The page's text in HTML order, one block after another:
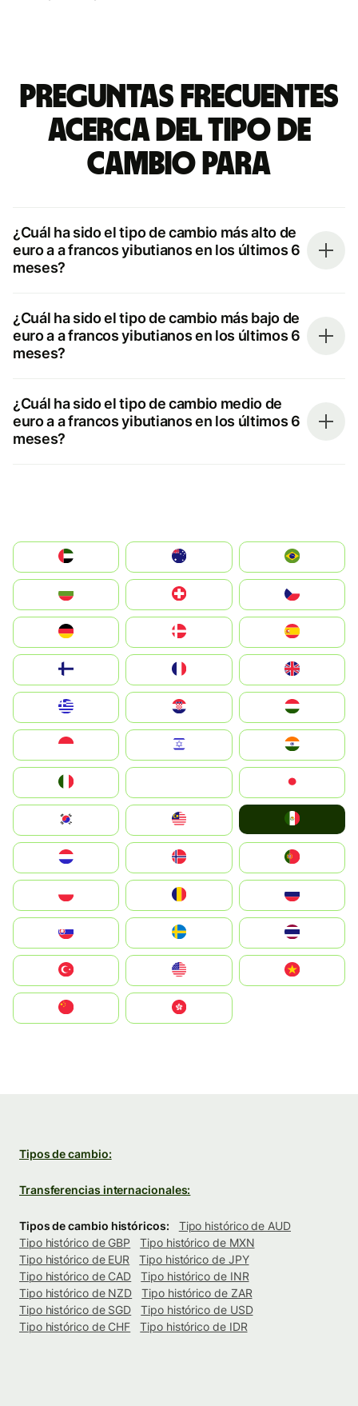
Preguntas frecuentes
acerca del tipo de
cambio para
¿Cuál ha sido el tipo de cambio más alto de
euro a a francos yibutianos en los últimos 6
meses?
¿Cuál ha sido el tipo de cambio más bajo de
euro a a francos yibutianos en los últimos 6
meses?
¿Cuál ha sido el tipo de cambio medio de
euro a a francos yibutianos en los últimos 6
meses?
الإمارات العربية المتحدة
Switzerland
Deutschland
United Kingdom
Magyarország
South Korea
United States
中國香港特別行政區
Tipos de cambio:
Transferencias internacionales:
Tipos de cambio históricos:
Tipo histórico de AUD
Tipo histórico de GBP
Tipo histórico de MXN
Tipo histórico de EUR
Tipo histórico de JPY
Tipo histórico de CAD
Tipo histórico de INR
Tipo histórico de NZD
Tipo histórico de ZAR
Tipo histórico de SGD
Tipo histórico de USD
Tipo histórico de CHF
Tipo histórico de IDR